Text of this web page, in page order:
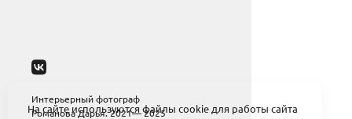
Интерьерный фотограф
Романова Дарья. 2021— 2025
На сайте используются файлы cookie для работы сайта